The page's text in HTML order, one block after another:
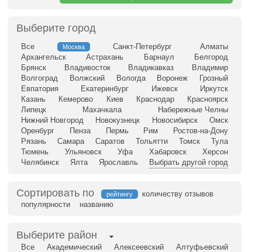
Выберите город
Все Москва Санкт-Петербург
Алматы
Архангельск
Астрахань Барнаул
Белгород
Брянск
Владивосток Владикавказ
Владимир
Волгоград
Волжский Вологда Воронеж
Грозный
Евпатория
Екатеринбург Ижевск
Иркутск
Казань
Кемерово Киев Краснодар
Красноярск
Липецк
Махачкала
Набережные Челны
Нижний Новгород
Новокузнецк Новосибирск
Омск
Оренбург
Пенза Пермь Рим
Ростов-на-Дону
Рязань
Самара Саратов Тольятти Томск
Тула
Тюмень
Ульяновск Уфа Хабаровск
Херсон
Челябинск
Ялта Ярославль Выбрать другой город
Сортировать по рейтингу
количеству отзывов
популярности
названию
Выберите район
Все Академический Алексеевский
Алтуфьевский